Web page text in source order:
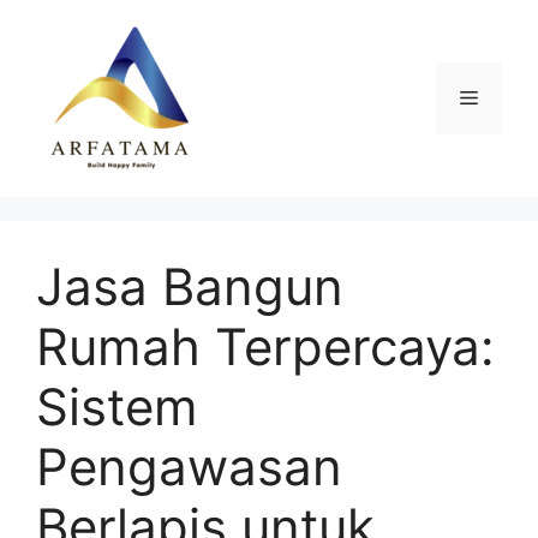
Menu
Jasa Bangun
Rumah Terpercaya:
Sistem
Pengawasan